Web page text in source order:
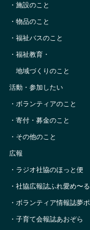
・ 施設のこと
・ 物品のこと
・ 福祉バスのこと
・ 福祉教育・
地域づくりのこと
活動・参加したい
・ ボランティアのこと
・ 寄付・募金のこと
・ その他のこと
広報
・ ラジオ社協のほっと便
・ 社協広報誌ふれ愛め〜る
・ ボランティア情報誌夢
・ 子育て会報誌あおぞら